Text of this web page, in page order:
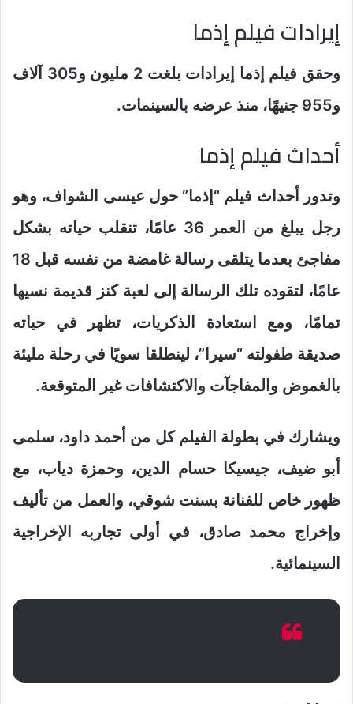
إيرادات فيلم إذما
وحقق فيلم إذما إيرادات بلغت 2 مليون و305 آلاف
و955 جنيهًا، منذ عرضه بالسينمات.
أحداث فيلم إذما
وتدور أحداث فيلم “إذما” حول عيسى الشواف، وهو
رجل يبلغ من العمر 36 عامًا، تنقلب حياته بشكل
مفاجئ بعدما يتلقى رسالة غامضة من نفسه قبل 18
عامًا، لتقوده تلك الرسالة إلى لعبة كنز قديمة نسيها
تمامًا، ومع استعادة الذكريات، تظهر في حياته
صديقة طفولته “سيرا”، لينطلقا سويًا في رحلة مليئة
بالغموض والمفاجآت والاكتشافات غير المتوقعة.
ويشارك في بطولة الفيلم كل من أحمد داود، سلمى
أبو ضيف، جيسيكا حسام الدين، وحمزة دياب، مع
ظهور خاص للفنانة بسنت شوقي، والعمل من تأليف
وإخراج محمد صادق، في أولى تجاربه الإخراجية
السينمائية.